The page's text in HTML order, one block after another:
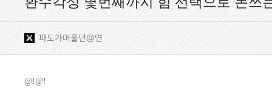
파도가머물던@연
@!@!